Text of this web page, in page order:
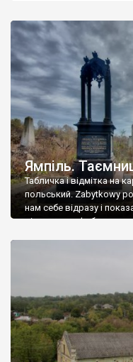
Ямпіль.
Табличка і відмітка на
польський. Zabytkowy
нам себе відразу і
віднести до фабричних,